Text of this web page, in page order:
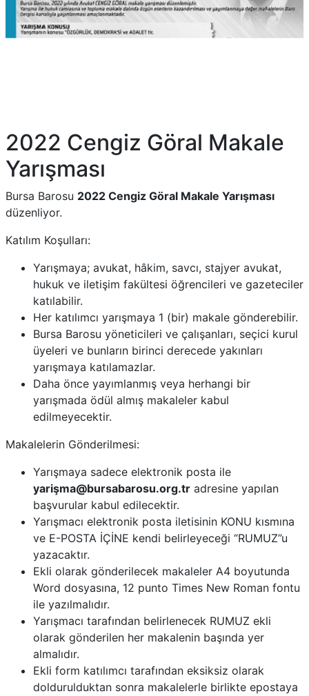
2022 Cengiz Göral Makale
Yarışması
Bursa Barosu 2022 Cengiz Göral Makale Yarışması
düzenliyor.
Katılım Koşulları:
Yarışmaya; avukat, hâkim, savcı, stajyer avukat,
hukuk ve iletişim fakültesi öğrencileri ve gazeteciler
katılabilir.
Her katılımcı yarışmaya 1 (bir) makale gönderebilir.
Bursa Barosu yöneticileri ve çalışanları, seçici kurul
üyeleri ve bunların birinci derecede yakınları
yarışmaya katılamazlar.
Daha önce yayımlanmış veya herhangi bir
yarışmada ödül almış makaleler kabul
edilmeyecektir.
Makalelerin Gönderilmesi:
Yarışmaya sadece elektronik posta ile
yarişma@bursabarosu.org.tr adresine yapılan
başvurular kabul edilecektir.
Yarışmacı elektronik posta iletisinin KONU kısmına
ve E-POSTA İÇİNE kendi belirleyeceği “RUMUZ”u
yazacaktır.
Ekli olarak gönderilecek makaleler A4 boyutunda
Word dosyasına, 12 punto Times New Roman fontu
ile yazılmalıdır.
Yarışmacı tarafından belirlenecek RUMUZ ekli
olarak gönderilen her makalenin başında yer
almalıdır.
Ekli form katılımcı tarafından eksiksiz olarak
doldurulduktan sonra makalelerle birlikte epostaya